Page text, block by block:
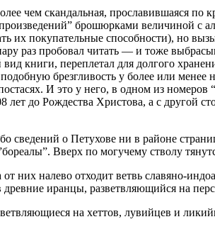
чем скандальная, прославившаяся
брошюрками величиной с
их покупательные способности), но
раз пробовал читать — и тоже
книги, переплетал для долгого
брезгливость у более или
И это у него, в одном из
лет до Рождества Христова, а с другой
сведений о Петухове ни в районе
Вверх по могучему стволу
них налево отходит ветвь славяно-
иранцы, разветвляющийся на
на хеттов, лувийцев и